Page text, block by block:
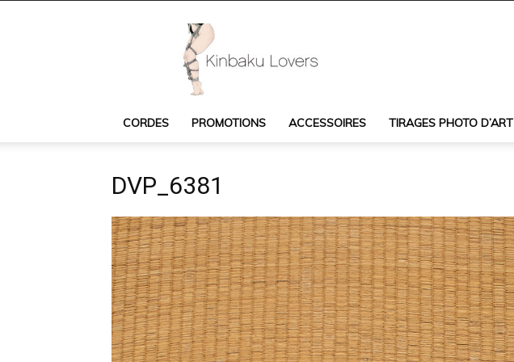
:
accessoires
CORDES PROMOTIONS ACCESSOIRES TIRAGES PHOTO D’ART
DVP_6381